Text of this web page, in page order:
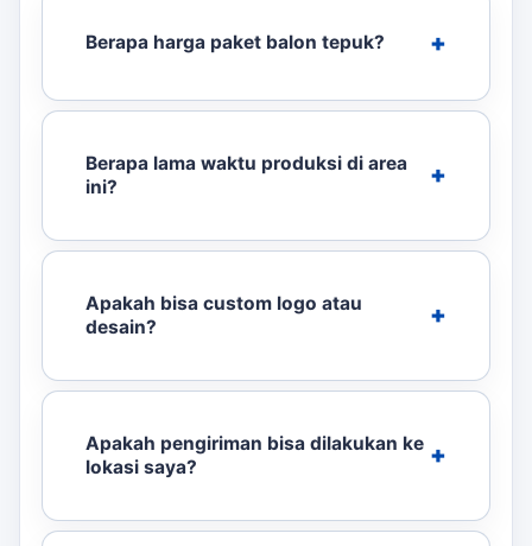
Berapa harga paket balon tepuk?
Berapa lama waktu produksi di area
ini?
Apakah bisa custom logo atau
desain?
Apakah pengiriman bisa dilakukan ke
lokasi saya?